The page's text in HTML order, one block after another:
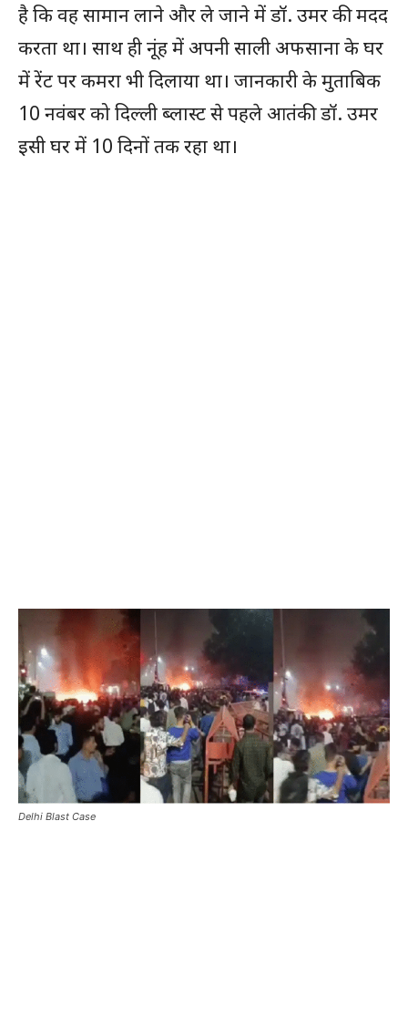
है कि वह सामान लाने और ले जाने में डॉ. उमर की मदद
करता था। साथ ही नूंह में अपनी साली अफसाना के घर
में रेंट पर कमरा भी दिलाया था। जानकारी के मुताबिक
10 नवंबर को दिल्ली ब्लास्ट से पहले आतंकी डॉ. उमर
इसी घर में 10 दिनों तक रहा था।
Delhi Blast Case